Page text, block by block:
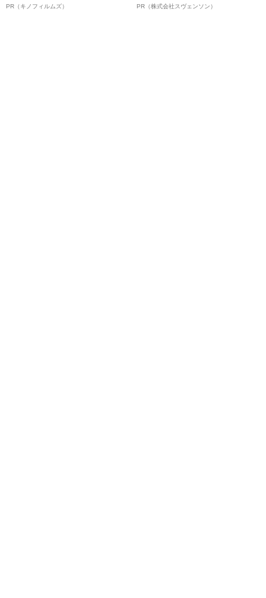
ボ》
PR（キノフィルムズ）
オイ”や“ベタつき”を解消す
PR（株式会社スヴェンソン）